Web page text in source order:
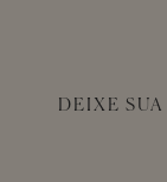
DEIXE